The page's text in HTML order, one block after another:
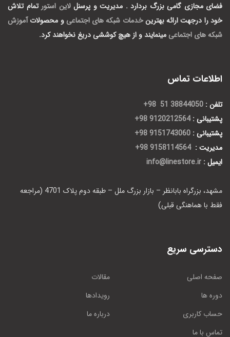
فضای مجازی گامی بزرگ بردارد . مدیریت و پرسنللاین استور تمام تلاش
خود را درجهت ارائه بهترینخدمات شبکه های اجتماعی و محصولات آموزش
شبکه های اجتماعی مینمایند و از هیچ کوششی دریغ نخواهند کرد.
اطلاعات تماس
تلفن : 38844050 51 98+
پشتیبانی : 9120212564 98+
پشتیبانی : 9151743060 98+
مدیریت : 9158114564 98+
ایمیل : info@linestore.ir
مشهد، بزرگراه بابانظر – بازار بزرگ ملل – طبقه دوم پلاک 4701 (مراجعه
فقط با هماهنگی قبلی)
دسترسی سریع
صفحه اصلی
مقالات
دوره ها
رویدادها
حساب کاربری
درباره ما
تماس با ما